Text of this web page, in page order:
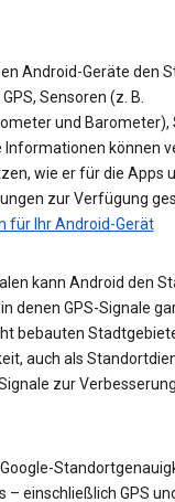
Android-Geräte den
Sensoren (z. B.
und Barometer),
Informationen können
wie er für die Apps
zur Verfügung
für Ihr Android-Gerät
kann Android den
denen GPS-Signale
bebauten
auch als
zur
einschließlich GPS